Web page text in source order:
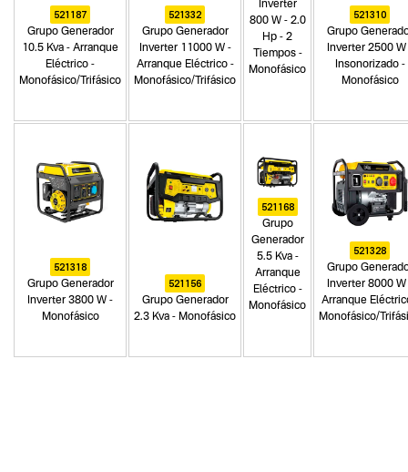
521187
Grupo Generador
10.5 Kva - Arranque
Eléctrico -
Monofásico/Trifásico
521332
Grupo Generador
Inverter 11000 W -
Arranque Eléctrico -
Monofásico/Trifásico
Inverter
800 W - 2.0
Hp - 2
Tiempos -
Monofásico
521310
Grupo
Inverter 2500 W
Insonorizado -
Monofásico
521318
Grupo Generador
Inverter 3800 W -
Monofásico
521156
Grupo Generador
2.3 Kva - Monofásico
521168
Grupo
Generador
5.5 Kva -
Arranque
Eléctrico -
Monofásico
521328
Grupo
Inverter 8000 W
Arranque
Monofásico/